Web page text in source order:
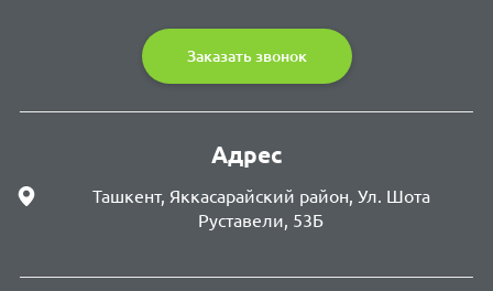
Заказать звонок
Адрес
Ташкент, Яккасарайский район, Ул. Шота
Руставели, 53Б